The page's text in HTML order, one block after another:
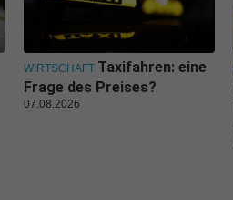
WIRTSCHAFT Taxifahren: eine
Frage des Preises?
07.08.2026